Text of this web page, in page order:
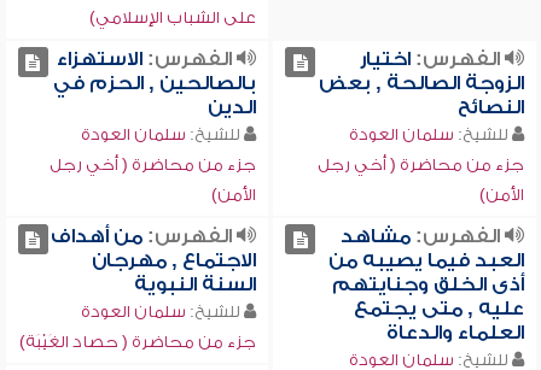
على الشباب الإسلامي)
الفهرس:اختيار
الزوجة الصالحة , بعض
النصائح
للشيخ: سلمان العودة
جزء من محاضرة ( أخي رجل
الأمن)
الفهرس:الاستهزاء
بالصالحين , الحزم في
الدين
للشيخ: سلمان العودة
جزء من محاضرة ( أخي رجل
الأمن)
الفهرس:مشاهد
العبد فيما يصيبه من
أذى الخلق وجنايتهم
عليه , متى يجتمع
العلماء والدعاة
للشيخ: سلمان العودة
الفهرس:من أهداف
الاجتماع , مهرجان
السنة النبوية
للشيخ: سلمان العودة
جزء من محاضرة ( حصاد الغَيْبَة)